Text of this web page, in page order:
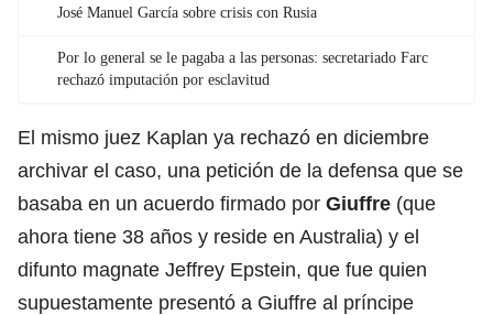
José Manuel García sobre crisis con Rusia
Por lo general se le pagaba a las personas: secretariado Farc
rechazó imputación por esclavitud
El mismo juez Kaplan ya rechazó en diciembre
archivar el caso, una petición de la defensa que se
basaba en un acuerdo firmado por Giuffre (que
ahora tiene 38 años y reside en Australia) y el
difunto magnate Jeffrey Epstein, que fue quien
supuestamente presentó a Giuffre al príncipe